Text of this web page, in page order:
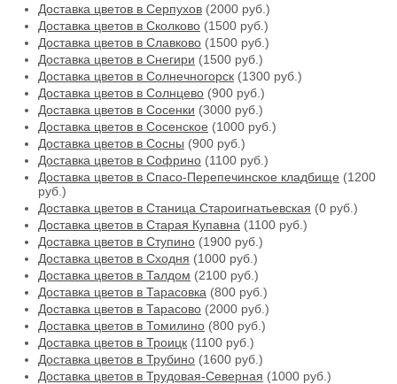
Доставка цветов в Серпухов (2000 руб.)
Доставка цветов в Сколково (1500 руб.)
Доставка цветов в Славково (1500 руб.)
Доставка цветов в Снегири (1500 руб.)
Доставка цветов в Солнечногорск (1300 руб.)
Доставка цветов в Солнцево (900 руб.)
Доставка цветов в Сосенки (3000 руб.)
Доставка цветов в Сосенское (1000 руб.)
Доставка цветов в Сосны (900 руб.)
Доставка цветов в Софрино (1100 руб.)
Доставка цветов в Спасо-Перепечинское кладбище (1200
руб.)
Доставка цветов в Станица Староигнатьевская (0 руб.)
Доставка цветов в Старая Купавна (1100 руб.)
Доставка цветов в Ступино (1900 руб.)
Доставка цветов в Сходня (1000 руб.)
Доставка цветов в Талдом (2100 руб.)
Доставка цветов в Тарасовка (800 руб.)
Доставка цветов в Тарасово (2000 руб.)
Доставка цветов в Томилино (800 руб.)
Доставка цветов в Троицк (1100 руб.)
Доставка цветов в Трубино (1600 руб.)
Доставка цветов в Трудовая-Северная (1000 руб.)